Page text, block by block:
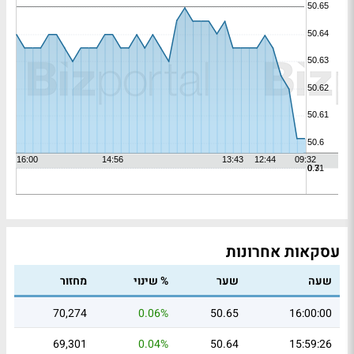
עסקאות אחרונות
שעה שער % שינוי
מחזור
16:00:00
50.65
0.06%
70,274
15:59:26
50.64
0.04%
69,301